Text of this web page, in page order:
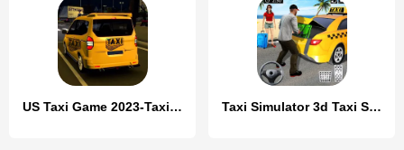
US Taxi Game 2023-Taxi Driver Taxi Simulator 3d Taxi Sim